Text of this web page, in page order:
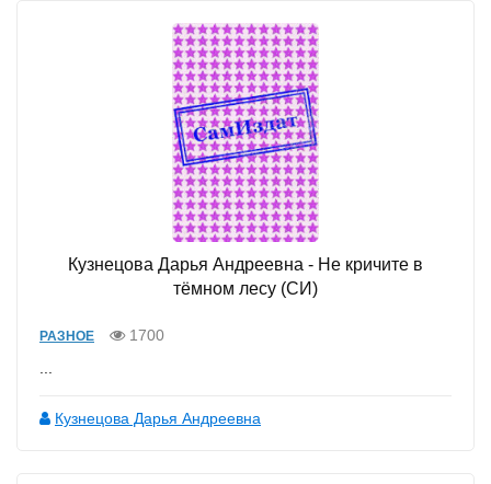
Кузнецова Дарья Андреевна - Не кричите в
тёмном лесу (СИ)
РАЗНОЕ
1700
Кузнецова Дарья Андреевна